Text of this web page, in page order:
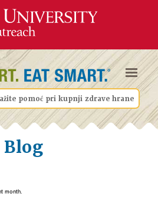
pomoć pri kupnji zdrave hrane
Blog
month.